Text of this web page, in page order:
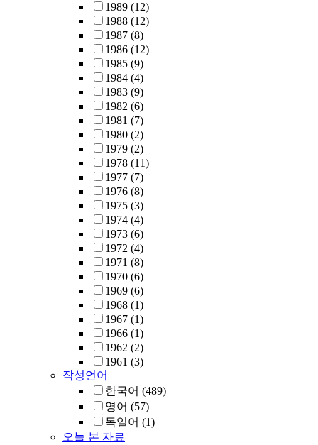
1989 (12)
1988 (12)
1987 (8)
1986 (12)
1985 (9)
1984 (4)
1983 (9)
1982 (6)
1981 (7)
1980 (2)
1979 (2)
1978 (11)
1977 (7)
1976 (8)
1975 (3)
1974 (4)
1973 (6)
1972 (4)
1971 (8)
1970 (6)
1969 (6)
1968 (1)
1967 (1)
1966 (1)
1962 (2)
1961 (3)
작성언어
한국어 (489)
영어 (57)
독일어 (1)
오늘 본 자료